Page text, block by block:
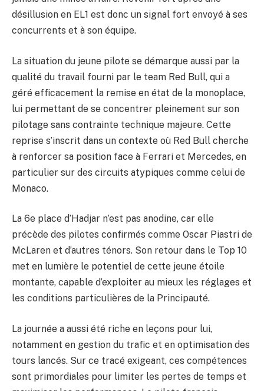
désillusion en EL1 est donc un signal fort envoyé à ses
concurrents et à son équipe.
La situation du jeune pilote se démarque aussi par la
qualité du travail fourni par le team Red Bull, qui a
géré efficacement la remise en état de la monoplace,
lui permettant de se concentrer pleinement sur son
pilotage sans contrainte technique majeure. Cette
reprise s’inscrit dans un contexte où Red Bull cherche
à renforcer sa position face à Ferrari et Mercedes, en
particulier sur des circuits atypiques comme celui de
Monaco.
La 6e place d’Hadjar n’est pas anodine, car elle
précède des pilotes confirmés comme Oscar Piastri de
McLaren et d’autres ténors. Son retour dans le Top 10
met en lumière le potentiel de cette jeune étoile
montante, capable d’exploiter au mieux les réglages et
les conditions particulières de la Principauté.
La journée a aussi été riche en leçons pour lui,
notamment en gestion du trafic et en optimisation des
tours lancés. Sur ce tracé exigeant, ces compétences
sont primordiales pour limiter les pertes de temps et